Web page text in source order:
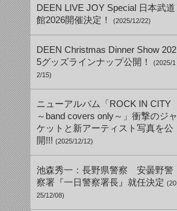
DEEN LIVE JOY Special 日本武道
館2026開催決定！
(2025/12/22)
DEEN Christmas Dinner Show 202
5グッズラインナップ公開！
(2025/1
2/15)
ニューアルバム「ROCK IN CITY
～band covers only～」衝撃のジャ
ケットと新アーティスト写真を公
開!!! (2025/12/12)
池森秀一：長野県警察 安曇野警
察署『一日警察署長』就任決定 (20
25/12/08)